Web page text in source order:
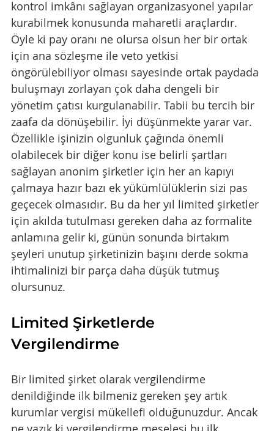
kontrol imkânı sağlayan organizasyonel yapılar
kurabilmek konusunda maharetli araçlardır.
Öyle ki pay oranı ne olursa olsun her bir ortak
için ana sözleşme ile veto yetkisi
öngörülebiliyor olması sayesinde ortak paydada
buluşmayı zorlayan çok daha dengeli bir
yönetim çatısı kurgulanabilir. Tabii bu tercih bir
zaafa da dönüşebilir. İyi düşünmekte yarar var.
Özellikle işinizin olgunluk çağında önemli
olabilecek bir diğer konu ise belirli şartları
sağlayan anonim şirketler için her an kapıyı
çalmaya hazır bazı ek yükümlülüklerin sizi pas
geçecek olmasıdır. Bu da her yıl limited şirketler
için akılda tutulması gereken daha az formalite
anlamına gelir ki, günün sonunda birtakım
şeyleri unutup şirketinizin başını derde sokma
ihtimalinizi bir parça daha düşük tutmuş
olursunuz.
Limited Şirketlerde
Vergilendirme
Bir limited şirket olarak vergilendirme
denildiğinde ilk bilmeniz gereken şey artık
kurumlar vergisi mükellefi olduğunuzdur. Ancak